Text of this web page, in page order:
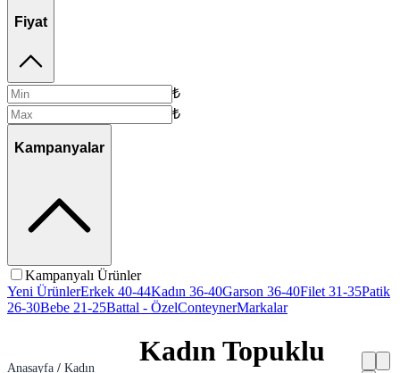
Fiyat
₺
₺
Kampanyalar
Kampanyalı Ürünler
Yeni ÜrünlerErkek 40-44Kadın 36-40Garson 36-40Filet 31-35Patik
26-30Bebe 21-25Battal - ÖzelConteynerMarkalar
Anasayfa / Kadın
Kadın Topuklu